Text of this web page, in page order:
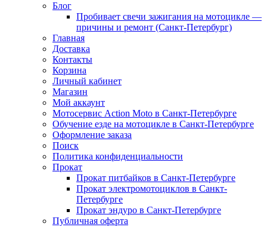
Блог
Пробивает свечи зажигания на мотоцикле —
причины и ремонт (Санкт-Петербург)
Главная
Доставка
Контакты
Корзина
Личный кабинет
Магазин
Мой аккаунт
Мотосервис Action Moto в Санкт-Петербурге
Обучение езде на мотоцикле в Санкт-Петербурге
Оформление заказа
Поиск
Политика конфиденциальности
Прокат
Прокат питбайков в Санкт-Петербурге
Прокат электромотоциклов в Санкт-
Петербурге
Прокат эндуро в Санкт-Петербурге
Публичная оферта